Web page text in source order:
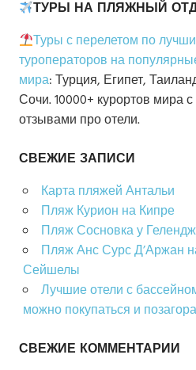
ТУРЫ НА ПЛЯЖНЫЙ
Туры с перелетом по
туроператоров на
мира: Турция, Египет,
Сочи. 10000+ курортов мира
отзывами про отели.
СВЕЖИЕ ЗАПИСИ
Карта пляжей Антальи
Пляж Курион на Кипре
Пляж Сосновка у
Пляж Анс Сурс Д’Аржан
Сейшелы
Лучшие отели с
можно покупаться и
СВЕЖИЕ КОММЕНТАРИИ